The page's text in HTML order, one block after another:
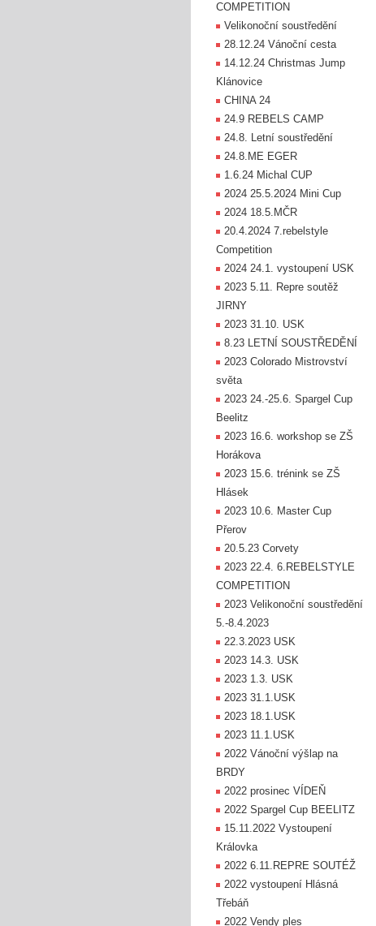
COMPETITION
Velikonoční soustředění
28.12.24 Vánoční cesta
14.12.24 Christmas Jump
Klánovice
CHINA 24
24.9 REBELS CAMP
24.8. Letní soustředění
24.8.ME EGER
1.6.24 Michal CUP
2024 25.5.2024 Mini Cup
2024 18.5.MČR
20.4.2024 7.rebelstyle
Competition
2024 24.1. vystoupení USK
2023 5.11. Repre soutěž
JIRNY
2023 31.10. USK
8.23 LETNÍ SOUSTŘEDĚNÍ
2023 Colorado Mistrovství
světa
2023 24.-25.6. Spargel Cup
Beelitz
2023 16.6. workshop se ZŠ
Horákova
2023 15.6. trénink se ZŠ
Hlásek
2023 10.6. Master Cup
Přerov
20.5.23 Corvety
2023 22.4. 6.REBELSTYLE
COMPETITION
2023 Velikonoční soustředění
5.-8.4.2023
22.3.2023 USK
2023 14.3. USK
2023 1.3. USK
2023 31.1.USK
2023 18.1.USK
2023 11.1.USK
2022 Vánoční výšlap na
BRDY
2022 prosinec VÍDEŇ
2022 Spargel Cup BEELITZ
15.11.2022 Vystoupení
Královka
2022 6.11.REPRE SOUTÉŽ
2022 vystoupení Hlásná
Třebáň
2022 Vendy ples